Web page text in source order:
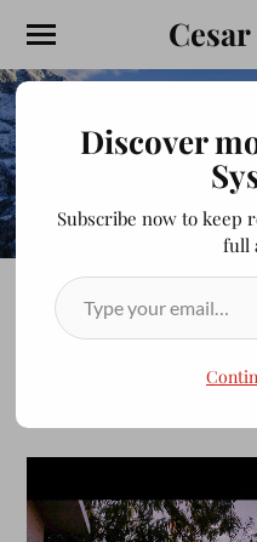
10 STREET
Discover
Subscribe now to keep
full